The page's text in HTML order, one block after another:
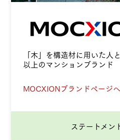
「木」を構造材に用いた人
以上のマンションブランド
MOCXIONブランドページへ